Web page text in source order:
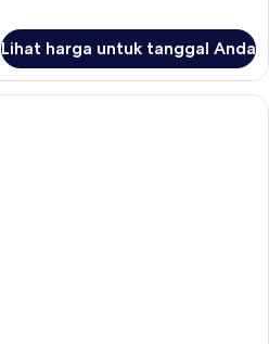
Lihat harga untuk tanggal Anda